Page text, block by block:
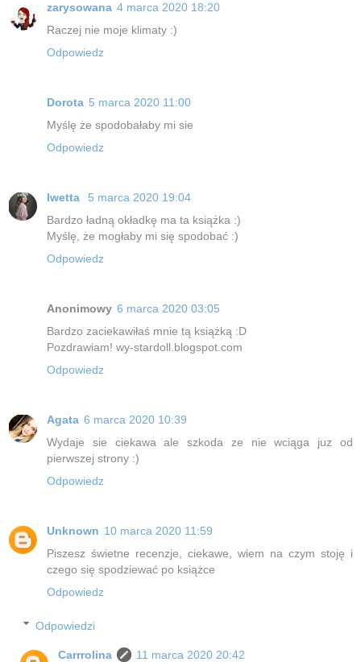
zarysowana 4 marca 2020 18:20
Raczej nie moje klimaty :)
Odpowiedz
Dorota 5 marca 2020 11:00
Myślę że spodobałaby mi sie
Odpowiedz
Iwetta
5 marca 2020 19:04
Bardzo ładną okładkę ma ta książka :)
Myślę, że mogłaby mi się spodobać :)
Odpowiedz
Anonimowy 6 marca 2020 03:05
Bardzo zaciekawiłaś mnie tą książką :D
Pozdrawiam! wy-stardoll.blogspot.com
Odpowiedz
Agata 6 marca 2020 10:39
Wydaje sie ciekawa ale szkoda ze nie wciąga juz od
pierwszej strony :)
Odpowiedz
Unknown 10 marca 2020 11:59
Piszesz świetne recenzje, ciekawe, wiem na czym stoję i
czego się spodziewać po książce
Odpowiedz
Odpowiedzi
Carrrolina
11 marca 2020 20:42